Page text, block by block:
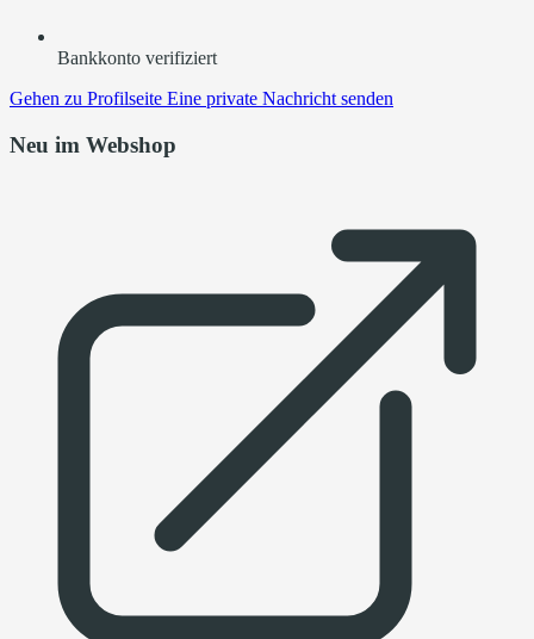
Bankkonto verifiziert
Gehen zu Profilseite Eine private Nachricht senden
Neu im Webshop